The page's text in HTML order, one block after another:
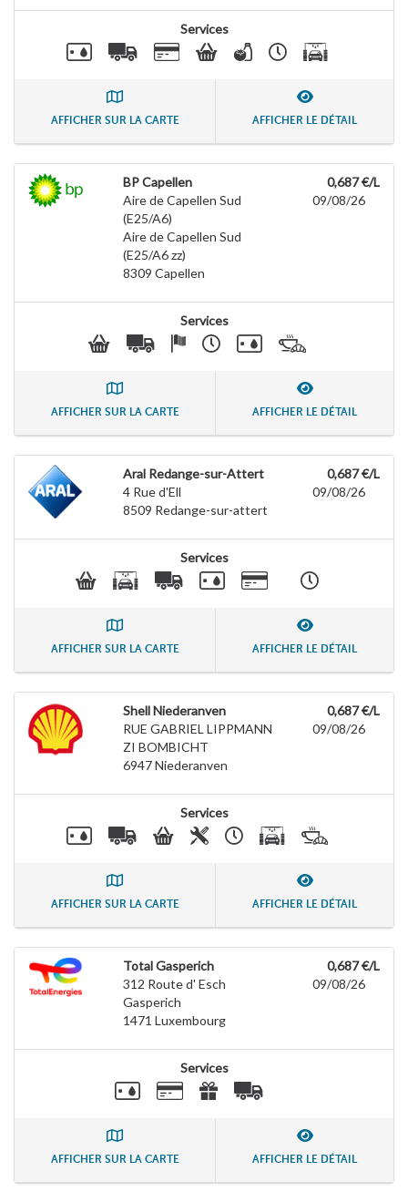
Services
AFFICHER SUR LA CARTE AFFICHER LE DÉTAIL
BP Capellen
Aire de Capellen Sud
(E25/A6)
Aire de Capellen Sud
(E25/A6 zz)
8309 Capellen
0,687 €/L
09/08/26
Services
AFFICHER SUR LA CARTE AFFICHER LE DÉTAIL
Aral Redange-sur-Attert
4 Rue d'Ell
8509 Redange-sur-attert
0,687 €/L
09/08/26
Services
AFFICHER SUR LA CARTE AFFICHER LE DÉTAIL
Shell Niederanven
RUE GABRIEL LIPPMANN
ZI BOMBICHT
6947Niederanven
0,687 €/L
09/08/26
Services
AFFICHER SUR LA CARTE AFFICHER LE DÉTAIL
Total Gasperich
312 Route d' Esch
Gasperich
1471 Luxembourg
0,687 €/L
09/08/26
Services
AFFICHER SUR LA CARTE AFFICHER LE DÉTAIL